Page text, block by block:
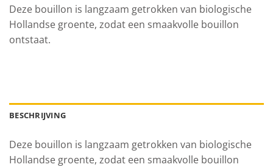
Deze bouillon is langzaam getrokken van biologische
Hollandse groente, zodat een smaakvolle bouillon
ontstaat.
BESCHRIJVING
Deze bouillon is langzaam getrokken van biologische
Hollandse groente, zodat een smaakvolle bouillon